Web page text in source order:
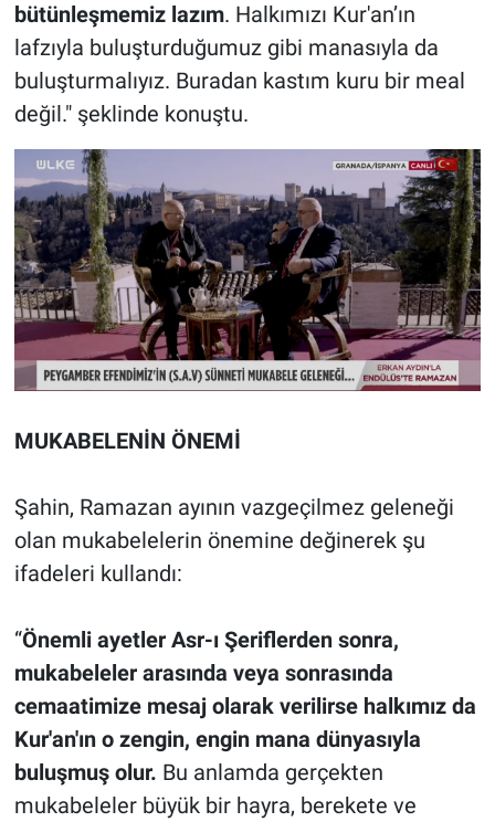
bütünleşmemiz lazım. Halkımızı Kur'an’ın
lafzıyla buluşturduğumuz gibi manasıyla da
buluşturmalıyız. Buradan kastım kuru bir meal
değil." şeklinde konuştu.
MUKABELENİN ÖNEMİ
Şahin, Ramazan ayının vazgeçilmez geleneği
olan mukabelelerin önemine değinerek şu
ifadeleri kullandı:
“Önemli ayetler Asr-ı Şeriflerden sonra,
mukabeleler arasında veya sonrasında
cemaatimize mesaj olarak verilirse halkımız da
Kur'an'ın o zengin, engin mana dünyasıyla
buluşmuş olur. Bu anlamda gerçekten
mukabeleler büyük bir hayra, berekete ve